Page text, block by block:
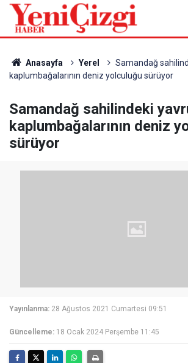
Anasayfa Yerel
Samandağ
kaplumbağalarının deniz yolculuğu sürüyor
Samandağ sahilindeki
kaplumbağalarının deniz
sürüyor
Yayınlanma: 28 Ağustos 2021 Cumartesi 09:51
Güncelleme: 18 Ocak 2024 Perşembe 11:45